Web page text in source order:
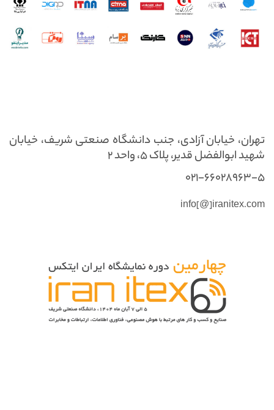
تهران، خیابان آزادی، جنب دانشگاه صنعتی شریف، خیابان
شهید ابوالفضل قدیر، پلاک ۵، واحد ۲
021-66028963-5
info[@]iranitex.com